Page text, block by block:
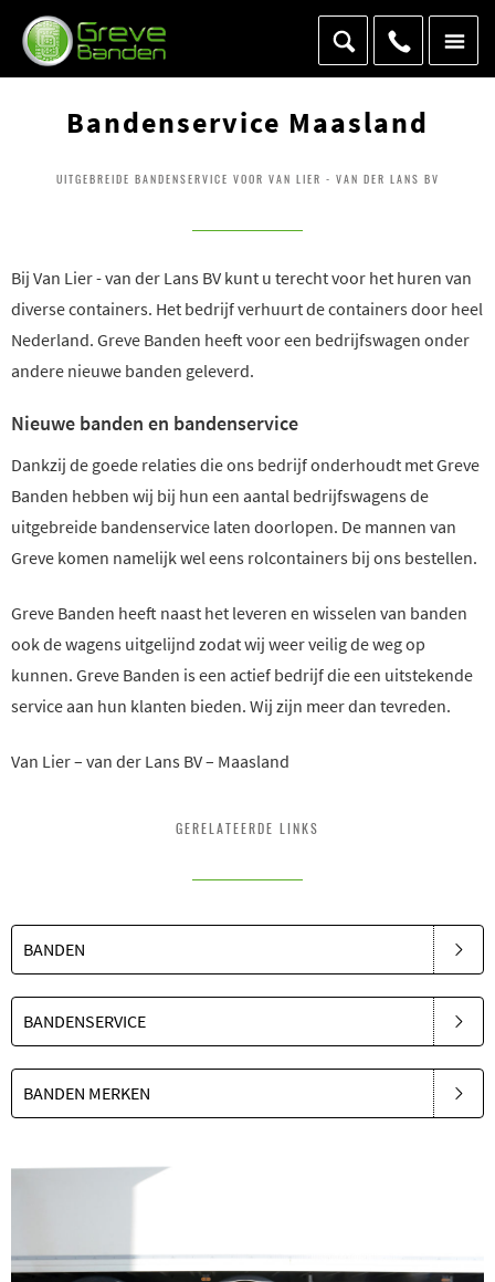
Bandenservice Maasland
UITGEBREIDE BANDENSERVICE VOOR VAN LIER - VAN DER LANS BV
Bij Van Lier - van der Lans BV kunt u terecht voor het huren van
diverse containers. Het bedrijf verhuurt de containers door heel
Nederland. Greve Banden heeft voor een bedrijfswagen onder
andere nieuwe banden geleverd.
Nieuwe banden en bandenservice
Dankzij de goede relaties die ons bedrijf onderhoudt met Greve
Banden hebben wij bij hun een aantal bedrijfswagens de
uitgebreide bandenservice laten doorlopen. De mannen van
Greve komen namelijk wel eens rolcontainers bij ons bestellen.
Greve Banden heeft naast het leveren en wisselen van banden
ook de wagens uitgelijnd zodat wij weer veilig de weg op
kunnen. Greve Banden is een actief bedrijf die een uitstekende
service aan hun klanten bieden. Wij zijn meer dan tevreden.
Van Lier – van der Lans BV – Maasland
GERELATEERDE LINKS
BANDEN
BANDENSERVICE
BANDEN MERKEN